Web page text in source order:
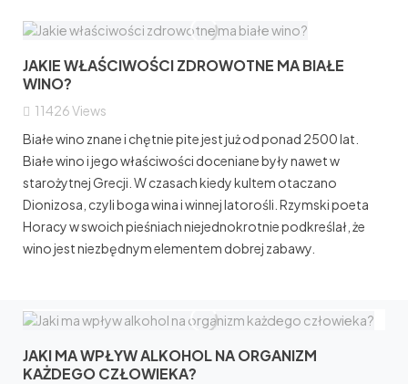
JAKIE WŁAŚCIWOŚCI ZDROWOTNE MA BIAŁE
WINO?
11426Views
Białe wino znane i chętnie pite jest już od ponad 2500 lat.
Białe wino i jego właściwości doceniane były nawet w
starożytnej Grecji. W czasach kiedy kultem otaczano
Dionizosa, czyli boga wina i winnej latorośli. Rzymski poeta
Horacy w swoich pieśniach niejednokrotnie podkreślał, że
wino jest niezbędnym elementem dobrej zabawy.
JAKI MA WPŁYW ALKOHOL NA ORGANIZM
KAŻDEGO CZŁOWIEKA?